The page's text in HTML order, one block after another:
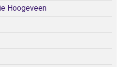
Hoogeveen